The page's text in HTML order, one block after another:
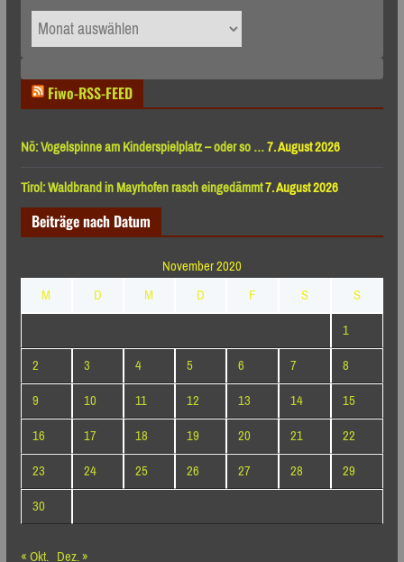
Archiv
nach
Fiwo-RSS-FEED
Nö: Vogelspinne am Kinderspielplatz – oder so …7. August 2026
Tirol: Waldbrand in Mayrhofen rasch eingedämmt7. August 2026
Beiträge nach Datum
November 2020
M
D M D F S
S
1
2
3 4 5 6 7
8
9
10 11 12 13 14
15
16
17 18 19 20 21
22
23
24 25 26 27 28
29
30
« Okt. Dez. »